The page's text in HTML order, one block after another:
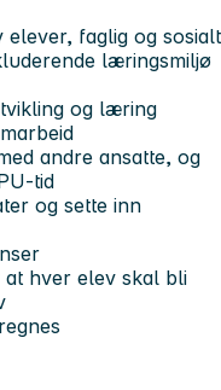
elever, faglig og sosialt
læringsmiljø
og læring
andre ansatte, og
tid
og sette inn
at hver elev skal bli